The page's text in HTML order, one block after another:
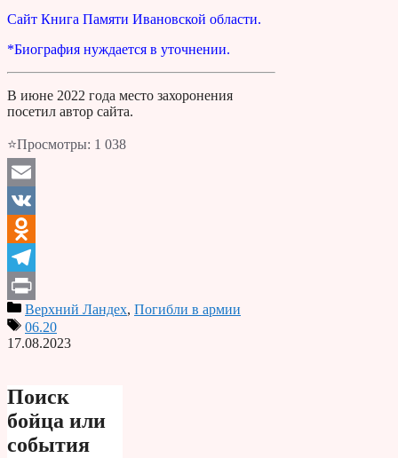
Сайт Книга Памяти Ивановской области.
*Биография нуждается в уточнении.
В июне 2022 года место захоронения
посетил автор сайта.
⭐Просмотры: 1 038
Email
VK
Odnoklassniki
Telegram
PrintВерхний Ландех, Погибли в армии
06.20
17.08.2023
Поиск
бойца или
события